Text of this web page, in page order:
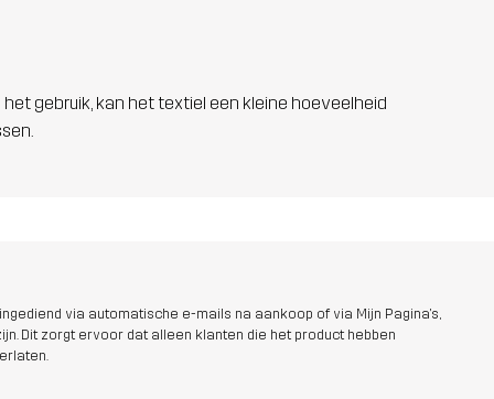
gebruik, kan het textiel een kleine hoeveelheid
via automatische e-mails na aankoop of via Mijn Pagina's,
Dit zorgt ervoor dat alleen klanten die het product hebben